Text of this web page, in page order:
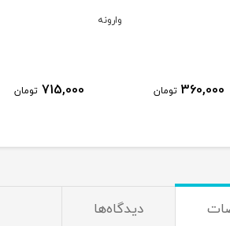
360,000 تومان
وارونه
715,000 تومان
دیدگاه‌ها